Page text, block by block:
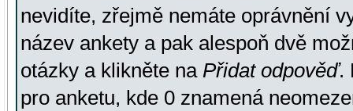
nevidíte, zřejmě nemáte oprávnění
název ankety a pak alespoň dvě
otázky a klikněte na Přidat odpověď.
pro anketu, kde 0 znamená